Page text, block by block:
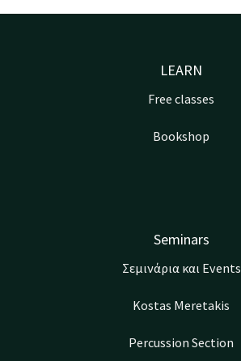
LEARN
Free classes
Bookshop
Seminars
Σεμινάρια και Events
Kostas Meretakis
Percussion Section